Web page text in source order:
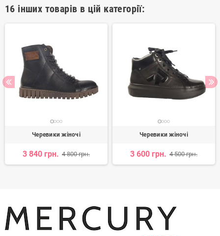
16 інших товарів в цій категорії:
Черевики жіночі
3 840 грн. 4 800 грн.
Черевики жіночі
3 600 грн. 4 500 грн.